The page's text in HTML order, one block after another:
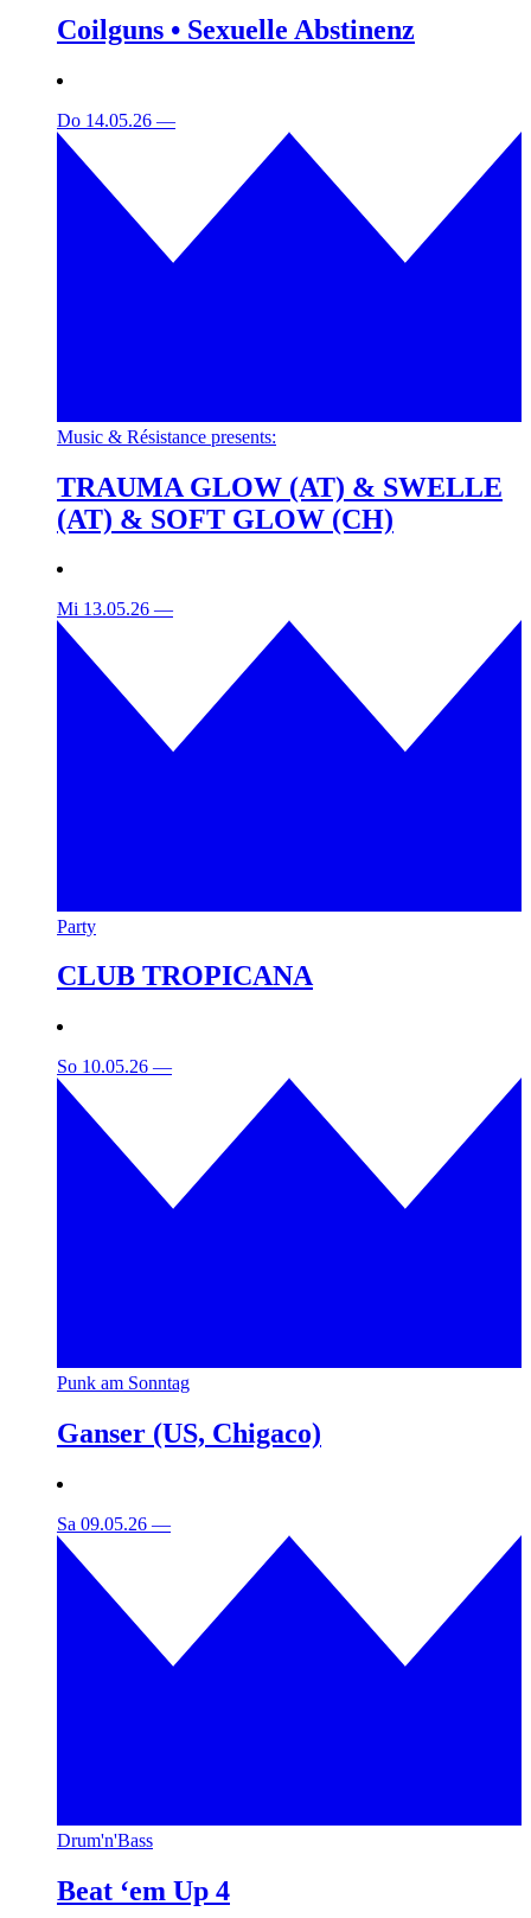
Coilguns • Sexuelle Abstinenz
Do 14.05.26 —
Music & Résistance presents:
TRAUMA GLOW (AT) & SWELLE
(AT) & SOFT GLOW (CH)
Mi 13.05.26 —
Party
CLUB TROPICANA
So 10.05.26 —
Punk am Sonntag
Ganser (US, Chigaco)
Sa 09.05.26 —
Drum'n'Bass
Beat ‘em Up 4